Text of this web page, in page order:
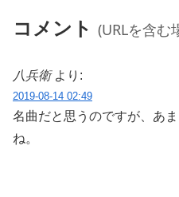
コメント (URLを含む
八兵衛 より:
2019-08-14 02:49
名曲だと思うのですが、あ
ね。